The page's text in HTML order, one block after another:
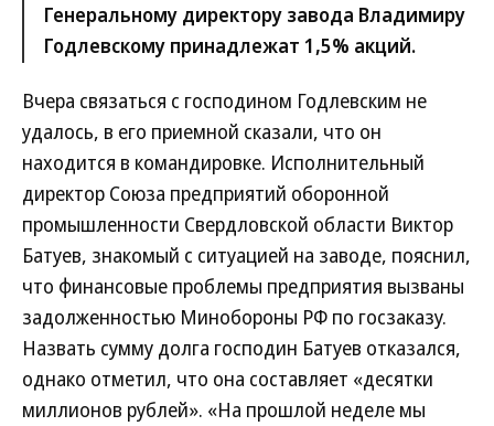
Генеральному директору завода Владимиру
Годлевскому принадлежат 1,5% акций.
Вчера связаться с господином Годлевским не
удалось, в его приемной сказали, что он
находится в командировке. Исполнительный
директор Союза предприятий оборонной
промышленности Свердловской области Виктор
Батуев, знакомый с ситуацией на заводе, пояснил,
что финансовые проблемы предприятия вызваны
задолженностью Минобороны РФ по госзаказу.
Назвать сумму долга господин Батуев отказался,
однако отметил, что она составляет «десятки
миллионов рублей». «На прошлой неделе мы